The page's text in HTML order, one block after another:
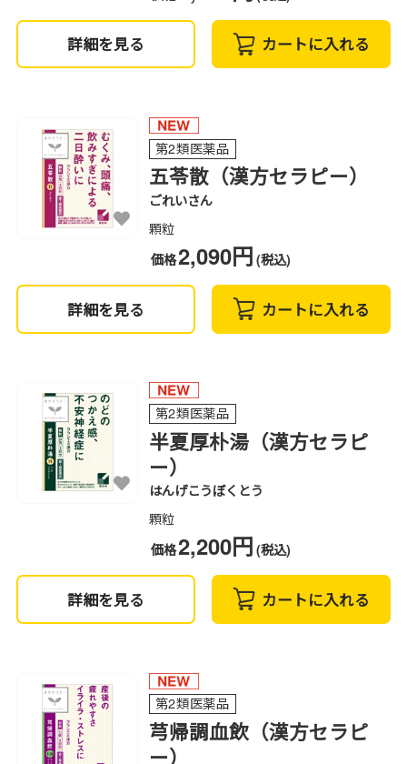
詳細を見る カートに入れる
第2類医薬品
五苓散（漢方セラピー）
ごれいさん
顆粒
価格2,090円 (税込)
詳細を見る カートに入れる
第2類医薬品
半夏厚朴湯（漢方セラピ
ー）
はんげこうぼくとう
顆粒
価格2,200円 (税込)
詳細を見る カートに入れる
第2類医薬品
芎帰調血飲（漢方セラピ
ー）